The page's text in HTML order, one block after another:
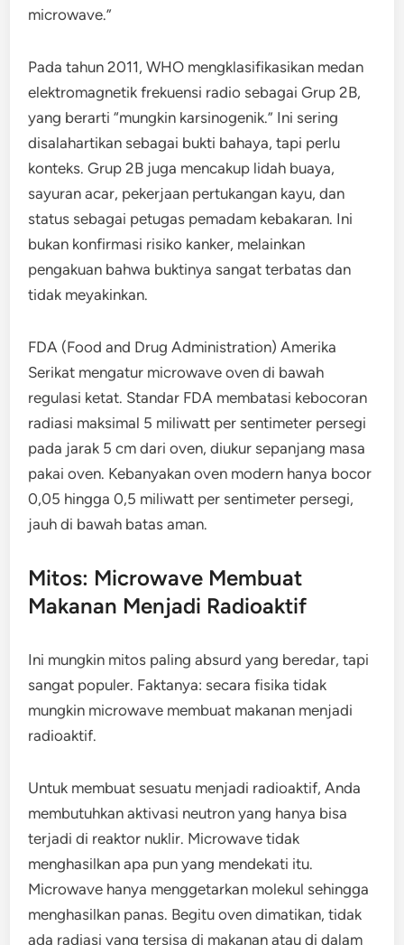
microwave.”
Pada tahun 2011, WHO mengklasifikasikan medan
elektromagnetik frekuensi radio sebagai Grup 2B,
yang berarti “mungkin karsinogenik.” Ini sering
disalahartikan sebagai bukti bahaya, tapi perlu
konteks. Grup 2B juga mencakup lidah buaya,
sayuran acar, pekerjaan pertukangan kayu, dan
status sebagai petugas pemadam kebakaran. Ini
bukan konfirmasi risiko kanker, melainkan
pengakuan bahwa buktinya sangat terbatas dan
tidak meyakinkan.
FDA (Food and Drug Administration) Amerika
Serikat mengatur microwave oven di bawah
regulasi ketat. Standar FDA membatasi kebocoran
radiasi maksimal 5 miliwatt per sentimeter persegi
pada jarak 5 cm dari oven, diukur sepanjang masa
pakai oven. Kebanyakan oven modern hanya bocor
0,05 hingga 0,5 miliwatt per sentimeter persegi,
jauh di bawah batas aman.
Mitos: Microwave Membuat
Makanan Menjadi Radioaktif
Ini mungkin mitos paling absurd yang beredar, tapi
sangat populer. Faktanya: secara fisika tidak
mungkin microwave membuat makanan menjadi
radioaktif.
Untuk membuat sesuatu menjadi radioaktif, Anda
membutuhkan aktivasi neutron yang hanya bisa
terjadi di reaktor nuklir. Microwave tidak
menghasilkan apa pun yang mendekati itu.
Microwave hanya menggetarkan molekul sehingga
menghasilkan panas. Begitu oven dimatikan, tidak
ada radiasi yang tersisa di makanan atau di dalam